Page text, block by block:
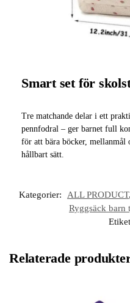
Smart set för
Tre matchande delar i ett
pennfodral – ger barnet full
för att bära böcker, mellanmål
hållbart sätt.
Kategorier: ALL PRODUCT,
Ryggsäck barn
Relaterade